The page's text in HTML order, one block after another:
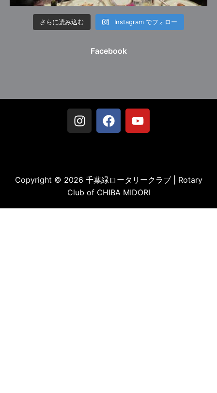
さらに読み込む Instagram でフォロー
Facebook
Copyright © 2026 千葉緑ロータリークラブ | Rotary
Club of CHIBA MIDORI